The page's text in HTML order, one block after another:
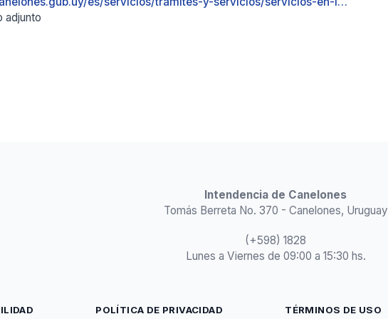
adjunto
Intendencia de Canelones
Tomás Berreta No. 370 - Canelones, Uruguay
(+598) 1828
Lunes a Viernes de 09:00 a 15:30 hs.
POLÍTICA DE PRIVACIDAD TÉRMINOS DE USO